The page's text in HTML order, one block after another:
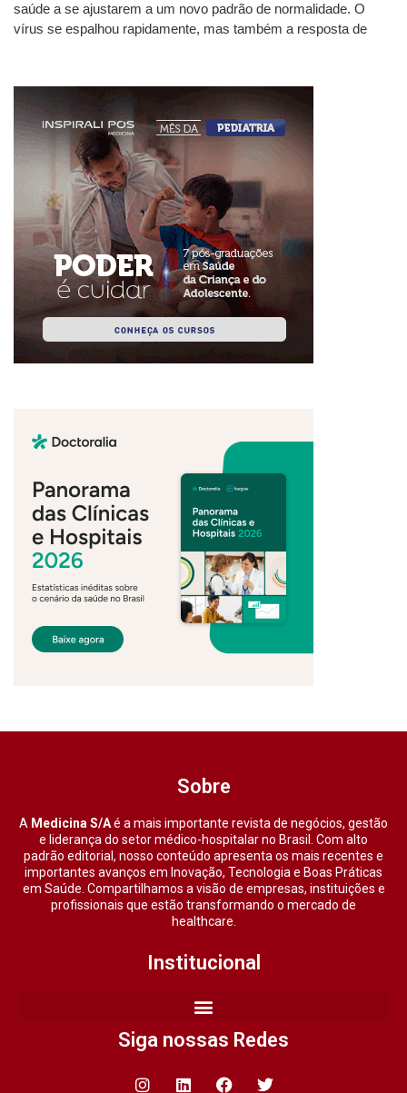
saúde a se ajustarem a um novo padrão de normalidade. O
vírus se espalhou rapidamente, mas também a resposta de
Sobre
A Medicina S/Aé a mais importante revista de negócios, gestão
e liderança do setor médico-hospitalar no Brasil. Com alto
padrão editorial, nosso conteúdo apresenta os mais recentes e
importantes avanços em Inovação, Tecnologia e Boas Práticas
em Saúde. Compartilhamos a visão de empresas, instituições e
profissionais que estão transformando o mercado de
healthcare.
Institucional
Siga nossas Redes